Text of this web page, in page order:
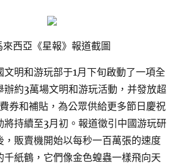
來西亞《星報》報道截圖
文明和游玩部于1月下旬啟動了一項全
辦約3萬場文明和游玩活動，并發放超
券和補貼，為公眾供給更多節日慶祝
將持續至3月初。報道徵引中國游玩研
，販賣機開始以每秒一百萬張的速度
千紙鶴，它們像金色蝗蟲一樣飛向天